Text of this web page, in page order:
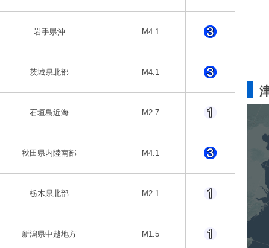
岩手県沖 M4.1
茨城県北部 M4.1
石垣島近海 M2.7
秋田県内陸南部 M4.1
栃木県北部 M2.1
新潟県中越地方 M1.5